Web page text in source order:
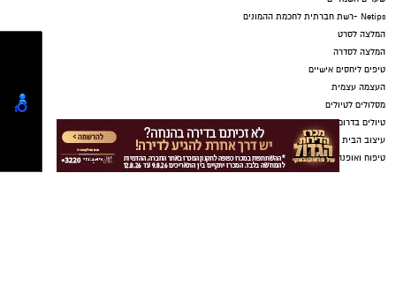
אותנו